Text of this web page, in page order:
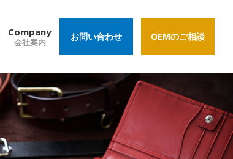
Company
会社案内
お問い合わせ OEMのご相談